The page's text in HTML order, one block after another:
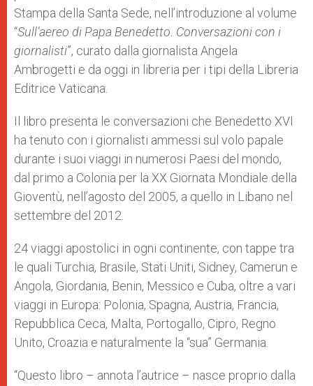
Stampa della Santa Sede, nell’introduzione al volume
“Sull’aereo di Papa Benedetto. Conversazioni con i
giornalisti”, curato dalla giornalista Angela
Ambrogetti e da oggi in libreria per i tipi della Libreria
Editrice Vaticana.
Il libro presenta le conversazioni che Benedetto XVI
ha tenuto con i giornalisti ammessi sul volo papale
durante i suoi viaggi in numerosi Paesi del mondo,
dal primo a Colonia per la XX Giornata Mondiale della
Gioventù, nell’agosto del 2005, a quello in Libano nel
settembre del 2012.
24 viaggi apostolici in ogni continente, con tappe tra
le quali Turchia, Brasile, Stati Uniti, Sidney, Camerun e
Angola, Giordania, Benin, Messico e Cuba, oltre a vari
viaggi in Europa: Polonia, Spagna, Austria, Francia,
Repubblica Ceca, Malta, Portogallo, Cipro, Regno
Unito, Croazia e naturalmente la “sua” Germania.
“Questo libro – annota l’autrice – nasce proprio dalla